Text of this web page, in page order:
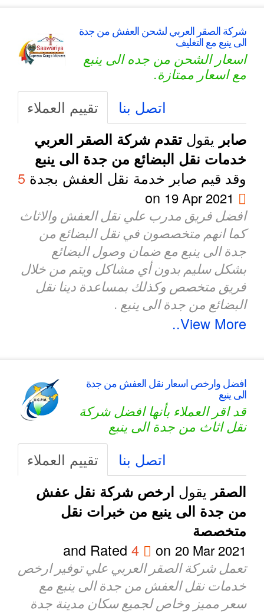
شركة الصقر العربي لشحن العفش من جدة
الى ينبع مع التغليف
اسعار الشحن من جده الى ينبع
مع اسعار ممتازة.
تقييم العملاء اتصل بنا
صابريقولتقدم شركة الصقر العربي
خدمات نقل البضائع من جدة الى ينبع
وقد قيم صابر خدمة نقل العفش بجدة5
19 Apr 2021
افضل فريق مدرب علي نقل العفش والاثاث
كما انهم متخصصون في نقل البضائع من
جدة الى ينبع مع ضمان وصول البضائع
بشكل سليم بدون أي مشاكل ويتم من خلال
فريق متخصص وكذلك بمساعدة دينا نقل
البضائع من جدة الى ينبع .
View More..
افضل وارخص اسعار نقل العفش من جدة
الى ينبع
قد اقر العملاء بأنها افضل شركة
نقل اثاث من جدة الى ينبع
تقييم العملاء اتصل بنا
الصقريقولارخص شركة نقل عفش
من جدة الى ينبع من خبرات نقل
متخصصة
and Rated 4 on20 Mar 2021
تعمل شركة الصقر العربي علي توفير ارخص
خدمات نقل العفش من جدة الى ينبع مع
سعر مميز وخاص لجميع سكان مدينة جدة